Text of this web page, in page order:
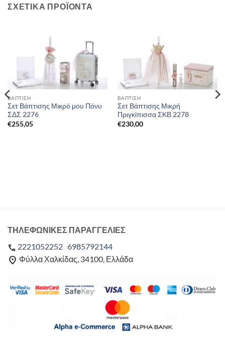
ΣΧΕΤΙΚΆ ΠΡΟΪΌΝΤΑ
ΒΑΠΤΙΣΗ
Σετ Βάπτισης Μικρό μου Πόνυ
ΣΔΣ 2276
€255,05
ΒΑΠΤΙΣΗ
Σετ Βάπτισης Μικρή
Πριγκίπισσα ΣΚΒ 2278
€230,00
ΤΗΛΕΦΩΝΙΚΕΣ ΠΑΡΑΓΓΕΛΙΕΣ
2221052252 6985792144
Φύλλα Χαλκίδας, 34100, Ελλάδα